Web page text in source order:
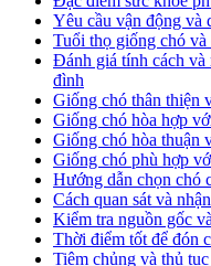
Yêu cầu vận động và
Tuổi thọ giống chó và
Đánh giá tính cách và
đình
Giống chó thân thiện
Giống chó hòa hợp
Giống chó hòa thuận
Giống chó phù hợp
Hướng dẫn chọn chó
Cách quan sát và
Kiểm tra nguồn gốc
Thời điểm tốt để đón
Tiêm chủng và thủ